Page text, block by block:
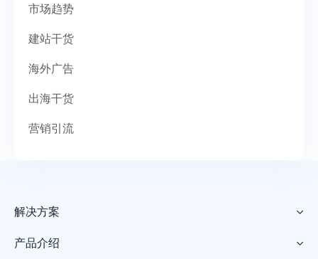
市场趋势
建站干货
海外广告
出海干货
营销引流
解决方案 
产品介绍 